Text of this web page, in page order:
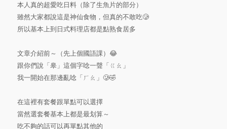
本人真的超愛吃日料（除了生魚片的部分）
雖然大家都說這是神仙食物，但真的不敢吃🥲
所以基本上到日式料理店都是點熟食居多
文章介紹前～（先上個國語課）😂
跟你們說「皋」這個字唸一聲「ㄍㄠ」
我一開始在那邊亂唸「ㄏㄠ」🥲🤣
在這裡有套餐跟單點可以選擇
當然選套餐基本上都是最划算～
吃不夠的話可以再單點其他的